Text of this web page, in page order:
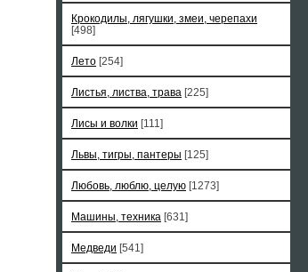
Крокодилы, лягушки, змеи, черепахи
[498]
Лето [254]
Листья, листва, трава [225]
Лисы и волки [111]
Львы, тигры, пантеры [125]
Любовь, люблю, целую [1273]
Машины, техника [631]
Медведи [541]